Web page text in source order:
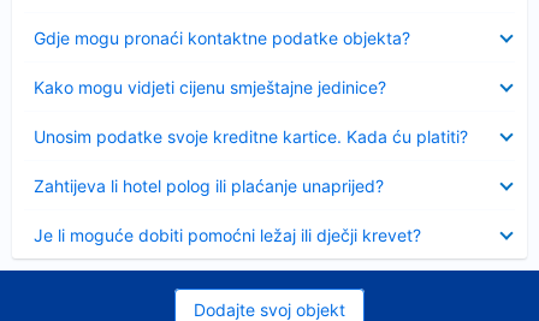
Gdje mogu pronaći kontaktne podatke objekta?
Kako mogu vidjeti cijenu smještajne jedinice?
Unosim podatke svoje kreditne kartice. Kada ću platiti?
Zahtijeva li hotel polog ili plaćanje unaprijed?
Je li moguće dobiti pomoćni ležaj ili dječji krevet?
Dodajte svoj objekt